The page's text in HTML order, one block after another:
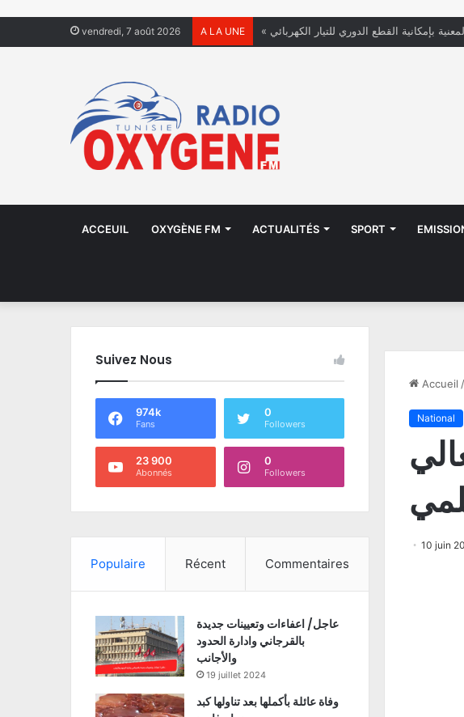
vendredi, 7 août 2026 A LA UNE بإمكانية القطع الدوري للتيار الكهربائي
ACCEUIL OXYGÈNE FM ACTUALITÉS SPORT
Accueil /
National
10 juin
Suivez Nous
974k
Fans
0
Followers
23 900
Abonnés
0
Followers
Populaire Récent Commentaires
عاجل/ اعفاءات وتعيينات جديدة
بالقرجاني وادارة الحدود
والأجانب
19 juillet 2024
وفاة عائلة بأكملها بعد تناولها كبد